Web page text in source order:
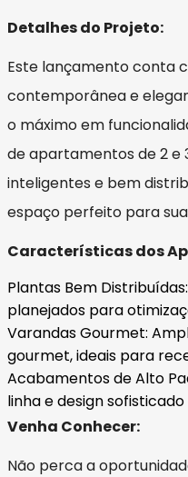
Detalhes do Projeto:
Este lançamento conta
contemporânea e
o máximo em
de apartamentos de 2 e
inteligentes e bem
espaço perfeito para
Características dos
Plantas Bem
planejados para
Varandas Gourmet:
gourmet, ideais para
Acabamentos de Alto
linha e design
Venha Conhecer:
Não perca a